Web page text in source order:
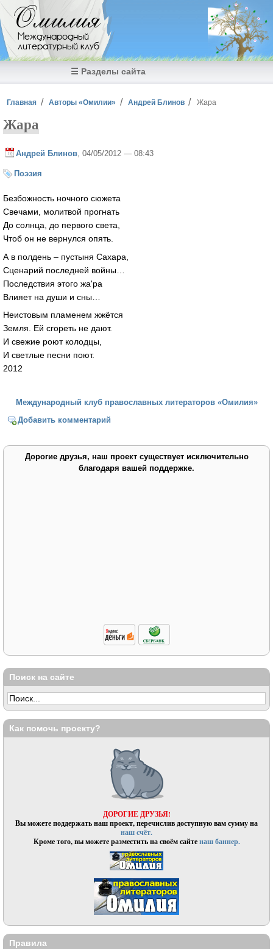
Перейти к основному содержанию
Омилия
Международный
литературный клуб
☰ Разделы сайта
Вы здесь
Главная Авторы «Омилии» Андрей Блинов Жара
Жара
Андрей Блинов , 04/05/2012 — 08:43
Поэзия
Безбожность ночного сюжета
Свечами, молитвой прогнать
До солнца, до первого света,
Чтоб он не вернулся опять.
А в полдень – пустыня Сахара,
Сценарий последней войны…
Последствия этого жа'ра
Влияет на души и сны…
Неистовым пламенем жжётся
Земля. Ей сгореть не дают.
И свежие роют колодцы,
И светлые песни поют.
2012
Международный клуб православных литераторов «Омилия»
Добавить комментарий
Дорогие друзья, наш проект существует исключительно
благодаря вашей поддержке.
Поиск на сайте
Как помочь проекту?
ДОРОГИЕ ДРУЗЬЯ!
Вы можете поддержать наш проект, перечислив доступную вам сумму на
наш счёт.
Кроме того, вы можете разместить на своём сайтенаш баннер.
Правила